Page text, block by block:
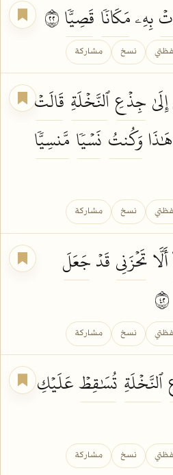
بِهِۦمَكَانٗا قَصِيّٗا
نسخ مشاركة
جِذۡعِٱلنَّخۡلَةِ قَالَتۡ
هَٰذَاوَكُنتُ نَسۡيٗا مَّنسِيّٗا
نسخ مشاركة
أَلَّاتَحۡزَنِي قَدۡجَعَلَ
نسخ مشاركة
ٱلنَّخۡلَةِ تُسَٰقِطۡعَلَيۡكِ
نسخ مشاركة